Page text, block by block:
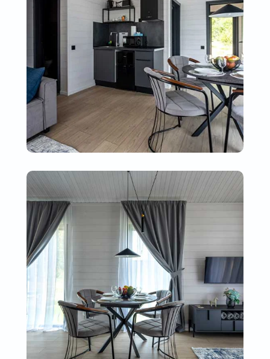
Политика конфиденциальности
Ферма
Экоотель
Ресторан
Гостевые дома
Акции
Мероприятия
Вакансии
Контакты
ИНН: 772802268553
ОГРН: 315774600098783
Правила пребывания в Семейном клубе ‘Бунин ручей’